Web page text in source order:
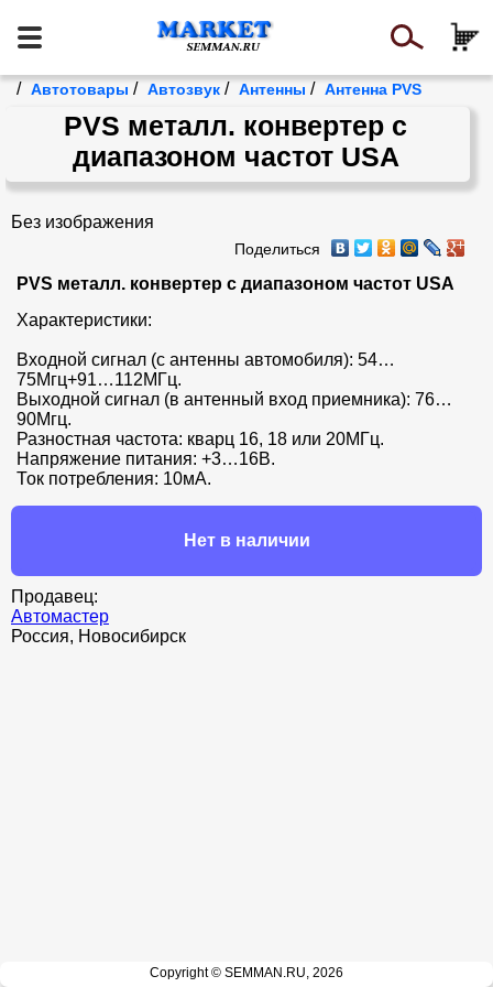
/ Автотовары / Автозвук / Антенны / Антенна PVS
PVS металл. конвертер с
диапазоном частот USA
Без изображения
Поделиться
PVS металл. конвертер с диапазоном частот USA
Характеристики:
Входной сигнал (с антенны автомобиля): 54…
75Мгц+91…112МГц.
Выходной сигнал (в антенный вход приемника): 76…
90Мгц.
Разностная частота: кварц 16, 18 или 20МГц.
Напряжение питания: +3…16В.
Ток потребления: 10мА.
Нет в наличии
Продавец:
Автомастер
Россия, Новосибирск
Copyright © SEMMAN.RU, 2026